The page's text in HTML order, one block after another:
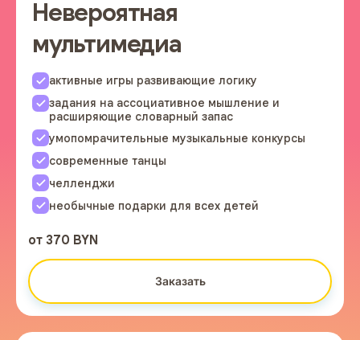
Невероятная
мультимедиа
активные игры развивающие логику
задания на ассоциативное мышление и
расширяющие словарный запас
умопомрачительные музыкальные конкурсы
современные танцы
челленджи
необычные подарки для всех детей
от 370 BYN
Заказать